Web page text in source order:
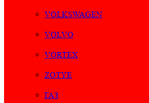
VOLKSWAGEN
VOLVO
VORTEX
ZOTYE
ГАЗ